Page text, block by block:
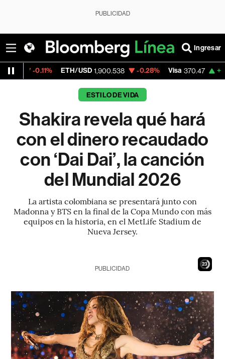
PUBLICIDAD
Ingresar
ETH/USD 1,900.538 -0.28% Visa 370.47 +0.52%
ESTILO DE VIDA
Shakira revela qué hará
con el dinero recaudado
con ‘Dai Dai’, la canción
del Mundial 2026
La artista colombiana se presentará junto con
Madonna y BTS en la final de la Copa Mundo con más
equipos en la historia, en el MetLife Stadium de
Nueva Jersey.
22
PUBLICIDAD